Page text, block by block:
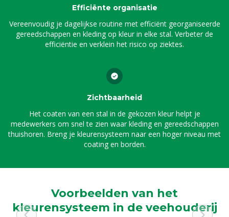
Efficiënte organisatie
Vereenvoudig je dagelijkse routine met efficiënt georganiseerde
gereedschappen en kleding op kleur in elke stal. Verbeter de
efficiëntie en verklein het risico op ziektes.
Zichtbaarheid
Het coaten van een stal in de gekozen kleur helpt je
medewerkers om snel te zien waar kleding en gereedschappen
thuishoren. Breng je kleurensysteem naar een hoger niveau met
coating en borden.
Voorbeelden van het
kleurensysteem in de veehouderij